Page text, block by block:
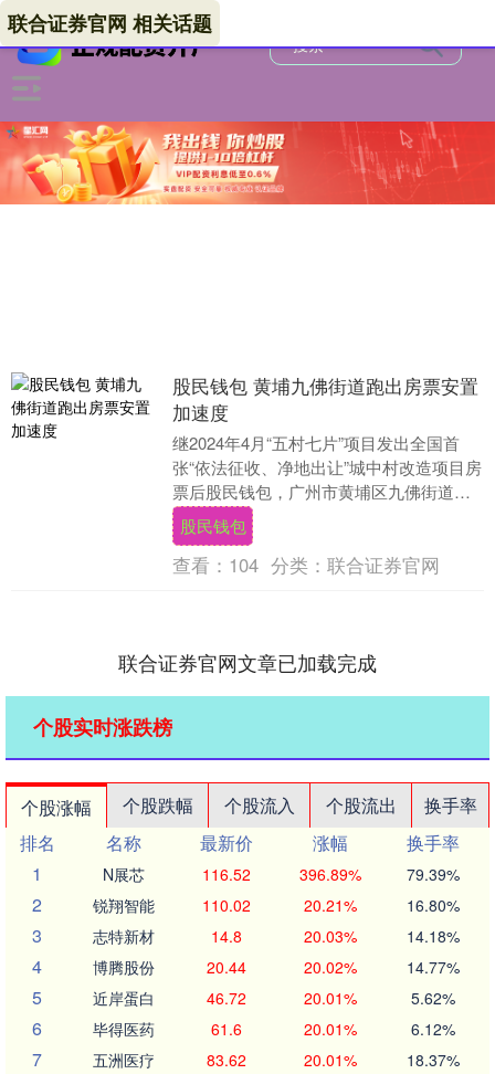
联合证券官网 相关话题
股民钱包 黄埔九佛街道跑出房票安置
加速度
继2024年4月“五村七片”项目发出全国首
张“依法征收、净地出让”城中村改造项目房
票后股民钱包，广州市黄埔区九佛街道持
续在房票安置上发力股民钱包股民钱包，
有效拓....
股民钱包
查看： 104 分类： 联合证券官网
联合证券官网文章已加载完成
个股实时涨跌榜
个股涨幅 个股跌幅 个股流入 个股流出
换手率
排名
名称 最新价 涨幅
换手率
1
N展芯 116.52 396.89% 79.39%
2 锐翔智能 110.02 20.21% 16.80%
3 志特新材 14.8 20.03% 14.18%
4 博腾股份 20.44 20.02% 14.77%
5 近岸蛋白 46.72 20.01% 5.62%
6 毕得医药 61.6 20.01% 6.12%
7 五洲医疗 83.62 20.01% 18.37%